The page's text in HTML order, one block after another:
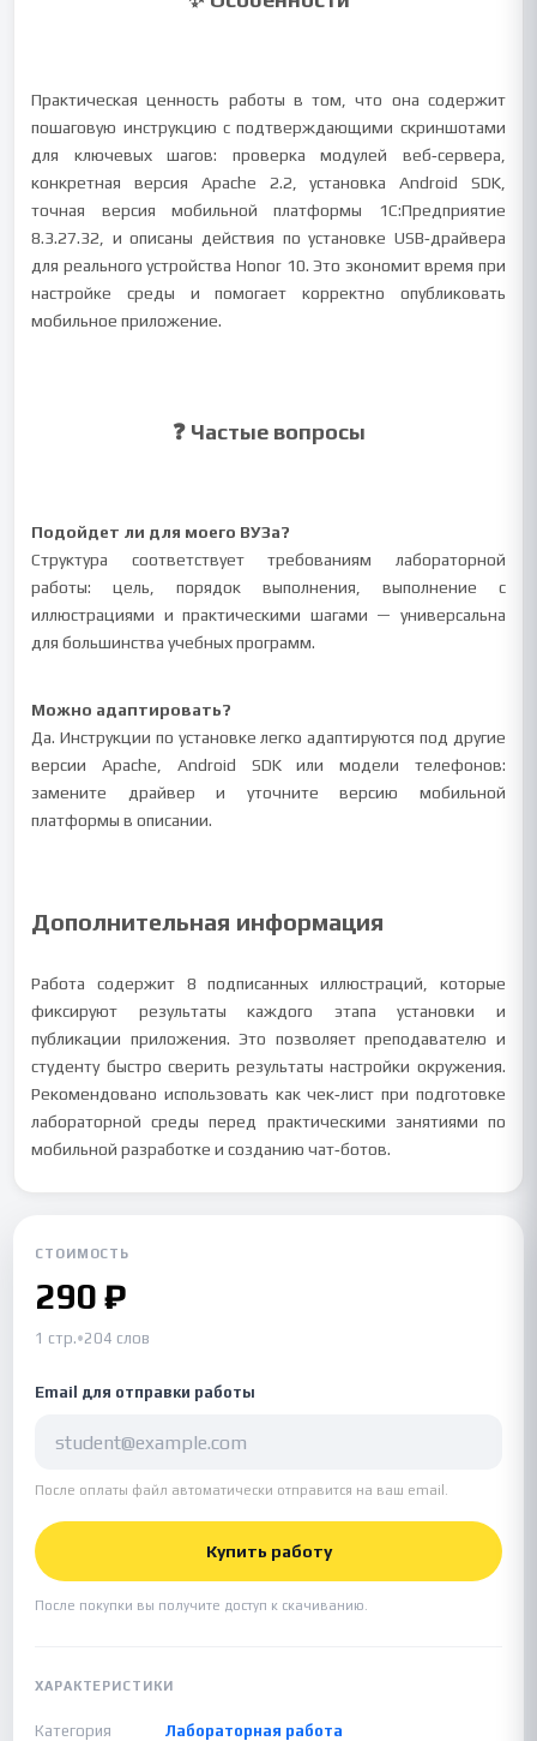
Практическая ценность работы в том, что она содержит
пошаговую инструкцию с подтверждающими скриншотами
для ключевых шагов: проверка модулей веб‑сервера,
конкретная версия Apache 2.2, установка Android SDK,
точная версия мобильной платформы 1С:Предприятие
8.3.27.32, и описаны действия по установке USB‑драйвера
для реального устройства Honor 10. Это экономит время при
настройке среды и помогает корректно опубликовать
мобильное приложение.
❓ Частые вопросы
Подойдет ли для моего ВУЗа?
Структура соответствует требованиям лабораторной
работы: цель, порядок выполнения, выполнение с
иллюстрациями и практическими шагами — универсальна
для большинства учебных программ.
Можно адаптировать?
Да. Инструкции по установке легко адаптируются под другие
версии Apache, Android SDK или модели телефонов:
замените драйвер и уточните версию мобильной
платформы в описании.
Дополнительная информация
Работа содержит 8 подписанных иллюстраций, которые
фиксируют результаты каждого этапа установки и
публикации приложения. Это позволяет преподавателю и
студенту быстро сверить результаты настройки окружения.
Рекомендовано использовать как чек‑лист при подготовке
лабораторной среды перед практическими занятиями по
мобильной разработке и созданию чат‑ботов.
СТОИМОСТЬ
290 ₽
1 стр.•204 слов
Email для отправки работы
После оплаты файл автоматически отправится на ваш email.
Купить работу
После покупки вы получите доступ к скачиванию.
ХАРАКТЕРИСТИКИ
Категория
Лабораторная работа